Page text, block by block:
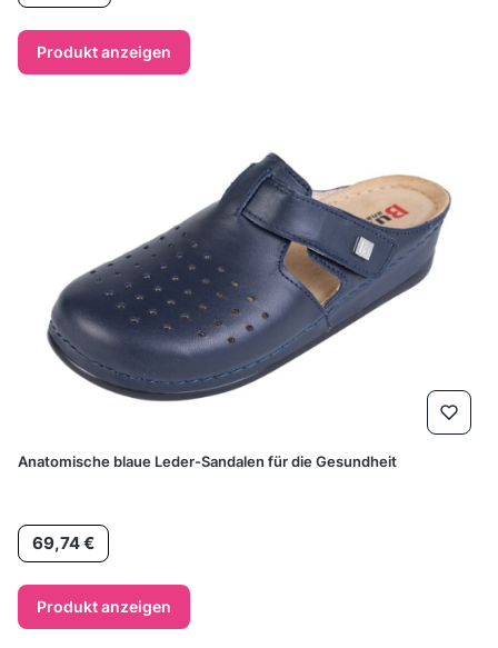
Produkt anzeigen
Anatomische blaue Leder-Sandalen für die Gesundheit
Preis
69,74 €
Produkt anzeigen